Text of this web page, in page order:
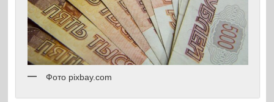
Фото pixbay.com